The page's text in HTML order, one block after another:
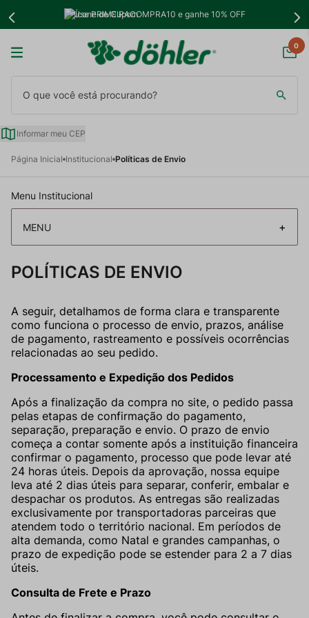
Use PRIMEIRACOMPRA10 e ganhe 10% OFF
0
Informar meu CEP
Página Inicial Institucional Políticas de Envio
Menu Institucional
MENU +
FALE CONOSCO
Lojista
Loja On-line
Lojistas
POLÍTICAS
Troca e Devolução
Pagamento
Envio
Privacidade
Tratamento de Dados
POLÍTICAS DE ENVIO
A seguir, detalhamos de forma clara e transparente
como funciona o processo de envio, prazos, análise
de pagamento, rastreamento e possíveis ocorrências
relacionadas ao seu pedido.
Processamento e Expedição dos Pedidos
Após a finalização da compra no site, o pedido passa
pelas etapas de confirmação do pagamento,
separação, preparação e envio. O prazo de envio
começa a contar somente após a instituição financeira
confirmar o pagamento, processo que pode levar até
24 horas úteis. Depois da aprovação, nossa equipe
leva até 2 dias úteis para separar, conferir, embalar e
despachar os produtos. As entregas são realizadas
exclusivamente por transportadoras parceiras que
atendem todo o território nacional. Em períodos de
alta demanda, como Natal e grandes campanhas, o
prazo de expedição pode se estender para 2 a 7 dias
úteis.
Consulta de Frete e Prazo